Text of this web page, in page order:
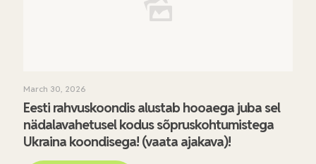
March 30, 2026
Eesti rahvuskoondis alustab hooaega juba sel
nädalavahetusel kodus sõpruskohtumistega
Ukraina koondisega! (vaata ajakava)!